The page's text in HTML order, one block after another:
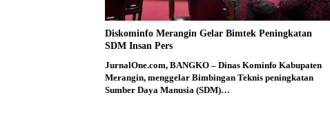
Diskominfo Merangin Gelar Bimtek Peningkatan
SDM Insan Pers
JurnalOne.com, BANGKO – Dinas Kominfo Kabupaten
Merangin, menggelar Bimbingan Teknis peningkatan
Sumber Daya Manusia (SDM)…